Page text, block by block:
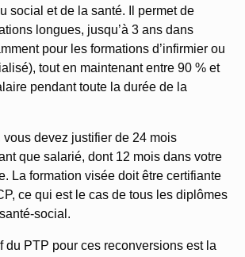
social et de la santé. Il permet de
longues, jusqu’à 3 ans dans
pour les formations d’infirmier ou
tout en maintenant entre 90 % et
pendant toute la durée de la
vous devez justifier de 24 mois
que salarié, dont 12 mois dans votre
La formation visée doit être certifiante
ce qui est le cas de tous les diplômes
social.
du PTP pour ces reconversions est la